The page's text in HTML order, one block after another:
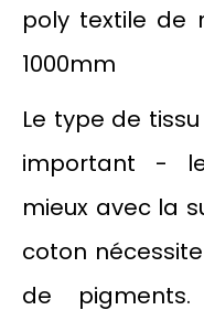
Le type de
important -
mieux avec la
coton
de